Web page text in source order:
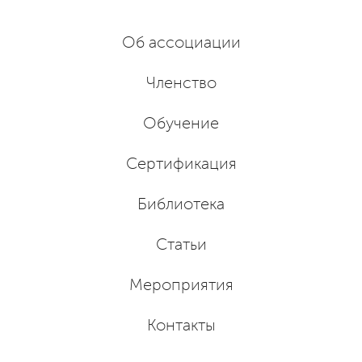
Об ассоциации
Членство
Обучение
Сертификация
Библиотека
Статьи
Мероприятия
Контакты